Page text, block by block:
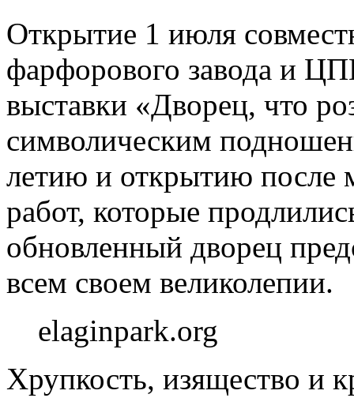
Открытие 1 июля
фарфорового завода и
выставки «Дворец, что
символическим
летию и открытию после
работ, которые
обновленный дворец
всем своем великолепии.
elaginpark.org
Хрупкость, изящество и